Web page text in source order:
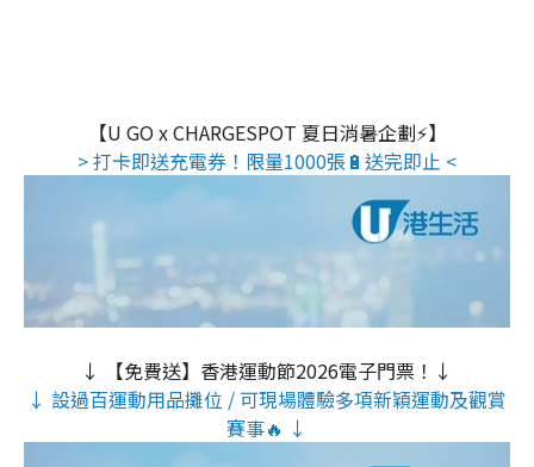
【U GO x CHARGESPOT 夏日消暑企劃⚡】
> 打卡即送充電券！限量1000張🔋送完即止 <
↓ 【免費送】香港運動節2026電子門票！↓
↓ 設過百運動用品攤位 / 可現場體驗多項新穎運動及觀賞
賽事🔥 ↓